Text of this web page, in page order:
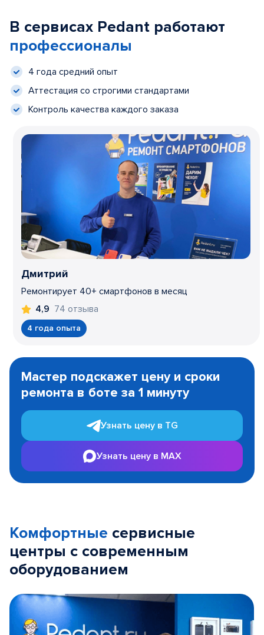
В сервисах Pedant работают
профессионалы
4 года средний опыт
Аттестация со строгими стандартами
Контроль качества каждого заказа
Дмитрий
Ремонтирует 40+ смартфонов в месяц
4,9 74 отзыва
4 года опыта
1
Мастер подскажет цену и сроки
ремонта в боте за 1 минуту
Узнать цену в TG
Узнать цену в MAX
Комфортные сервисные
центры с современным
оборудованием